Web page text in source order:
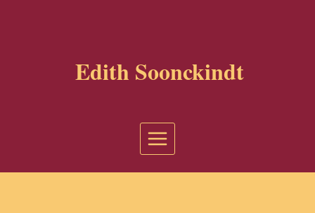
Edith Soonckindt